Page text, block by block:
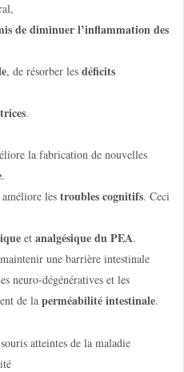
de diminuer l’inflammation des
, de résorber les déficits
.
la fabrication de nouvelles
.
les troubles cognitifs. Ceci
et analgésique du PEA.
une barrière intestinale
neuro-dégénératives et les
de la perméabilité intestinale.
atteintes de la maladie